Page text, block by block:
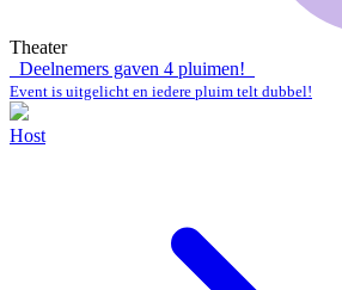
Theater
Deelnemers gaven 4 pluimen!
Event is uitgelicht en iedere pluim telt dubbel!
Host